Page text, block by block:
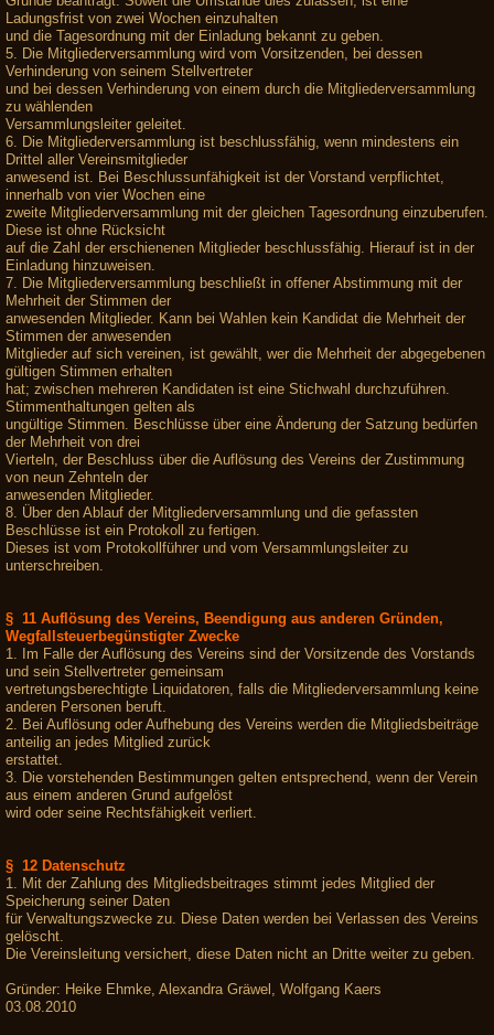
Ladungsfrist von zwei Wochen einzuhalten
und die Tagesordnung mit der Einladung bekannt zu geben.
5. Die Mitgliederversammlung wird vom Vorsitzenden, bei dessen
Verhinderung von seinem Stellvertreter
und bei dessen Verhinderung von einem durch die Mitgliederversammlung
zu wählenden
Versammlungsleiter geleitet.
6. Die Mitgliederversammlung ist beschlussfähig, wenn mindestens ein
Drittel aller Vereinsmitglieder
anwesend ist. Bei Beschlussunfähigkeit ist der Vorstand verpflichtet,
innerhalb von vier Wochen eine
zweite Mitgliederversammlung mit der gleichen Tagesordnung einzuberufen.
Diese ist ohne Rücksicht
auf die Zahl der erschienenen Mitglieder beschlussfähig. Hierauf ist in der
Einladung hinzuweisen.
7. Die Mitgliederversammlung beschließt in offener Abstimmung mit der
Mehrheit der Stimmen der
anwesenden Mitglieder. Kann bei Wahlen kein Kandidat die Mehrheit der
Stimmen der anwesenden
Mitglieder auf sich vereinen, ist gewählt, wer die Mehrheit der abgegebenen
gültigen Stimmen erhalten
hat; zwischen mehreren Kandidaten ist eine Stichwahl durchzuführen.
Stimmenthaltungen gelten als
ungültige Stimmen. Beschlüsse über eine Änderung der Satzung bedürfen
der Mehrheit von drei
Vierteln, der Beschluss über die Auflösung des Vereins der Zustimmung
von neun Zehnteln der
anwesenden Mitglieder.
8. Über den Ablauf der Mitgliederversammlung und die gefassten
Beschlüsse ist ein Protokoll zu fertigen.
Dieses ist vom Protokollführer und vom Versammlungsleiter zu
unterschreiben.
§ 11 Auflösung des Vereins, Beendigung aus anderen Gründen,
Wegfallsteuerbegünstigter Zwecke
1. Im Falle der Auflösung des Vereins sind der Vorsitzende des Vorstands
und sein Stellvertreter gemeinsam
vertretungsberechtigte Liquidatoren, falls die Mitgliederversammlung keine
anderen Personen beruft.
2. Bei Auflösung oder Aufhebung des Vereins werden die Mitgliedsbeiträge
anteilig an jedes Mitglied zurück
erstattet.
3. Die vorstehenden Bestimmungen gelten entsprechend, wenn der Verein
aus einem anderen Grund aufgelöst
wird oder seine Rechtsfähigkeit verliert.
§ 12 Datenschutz
1. Mit der Zahlung des Mitgliedsbeitrages stimmt jedes Mitglied der
Speicherung seiner Daten
für Verwaltungszwecke zu. Diese Daten werden bei Verlassen des Vereins
gelöscht.
Die Vereinsleitung versichert, diese Daten nicht an Dritte weiter zu geben.
Gründer: Heike Ehmke, Alexandra Gräwel, Wolfgang Kaers
03.08.2010